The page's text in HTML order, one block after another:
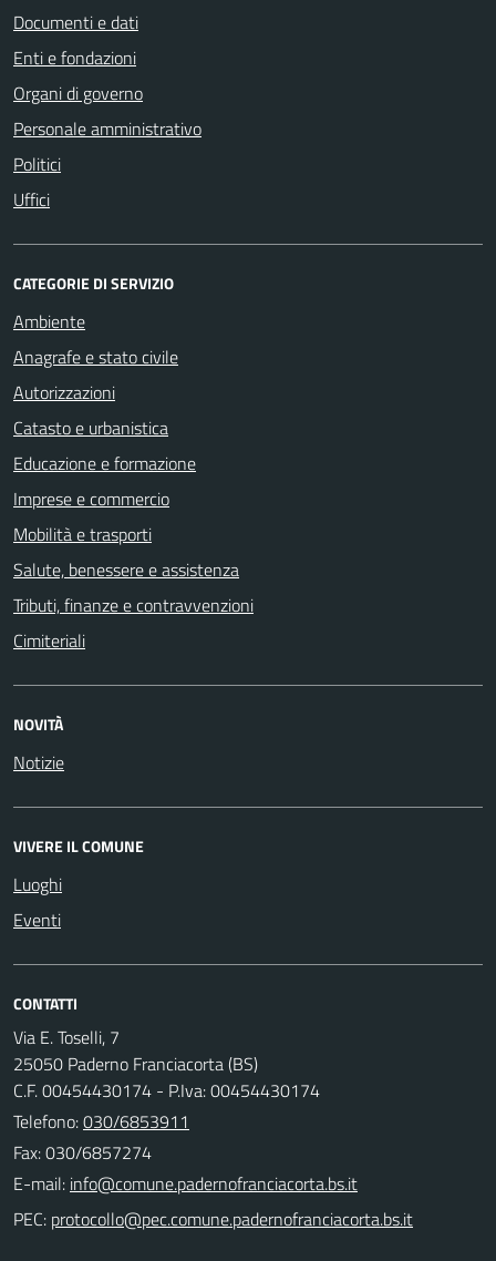
Documenti e dati
Enti e fondazioni
Organi di governo
Personale amministrativo
Politici
Uffici
CATEGORIE DI SERVIZIO
Ambiente
Anagrafe e stato civile
Autorizzazioni
Catasto e urbanistica
Educazione e formazione
Imprese e commercio
Mobilità e trasporti
Salute, benessere e assistenza
Tributi, finanze e contravvenzioni
Cimiteriali
NOVITÀ
Notizie
VIVERE IL COMUNE
Luoghi
Eventi
CONTATTI
Via E. Toselli, 7
25050 Paderno Franciacorta (BS)
C.F. 00454430174 - P.Iva: 00454430174
Telefono:030/6853911
Fax: 030/6857274
E-mail:
PEC: